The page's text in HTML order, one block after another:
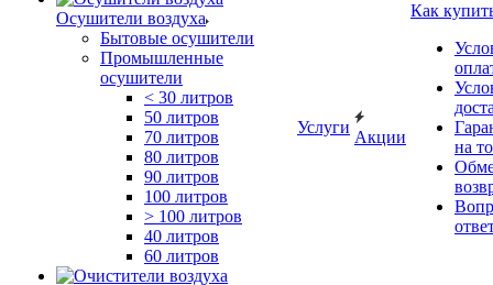
Осушители воздуха
Бытовые осушители
Промышленные
осушители
< 30 литров
50 литров
70 литров
80 литров
90 литров
100 литров
> 100 литров
40 литров
60 литров
Услуги
Акции
Как
на